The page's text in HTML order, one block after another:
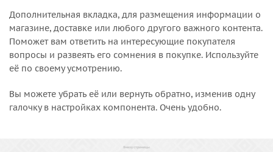
Дополнительная вкладка, для размещения информации о
магазине, доставке или любого другого важного контента.
Поможет вам ответить на интересующие покупателя
вопросы и развеять его сомнения в покупке. Используйте
её по своему усмотрению.
Вы можете убрать её или вернуть обратно, изменив одну
галочку в настройках компонента. Очень удобно.